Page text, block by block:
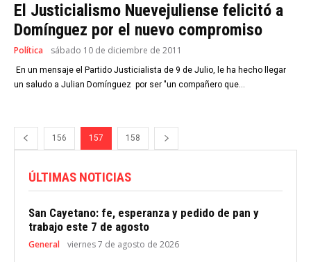
El Justicialismo Nuevejuliense felicitó a
Domínguez por el nuevo compromiso
Política sábado 10 de diciembre de 2011
En un mensaje el Partido Justicialista de 9 de Julio, le ha hecho llegar
un saludo a Julian Domínguez por ser "un compañero que...
156 157 158
ÚLTIMAS NOTICIAS
San Cayetano: fe, esperanza y pedido de pan y
trabajo este 7 de agosto
General viernes 7 de agosto de 2026